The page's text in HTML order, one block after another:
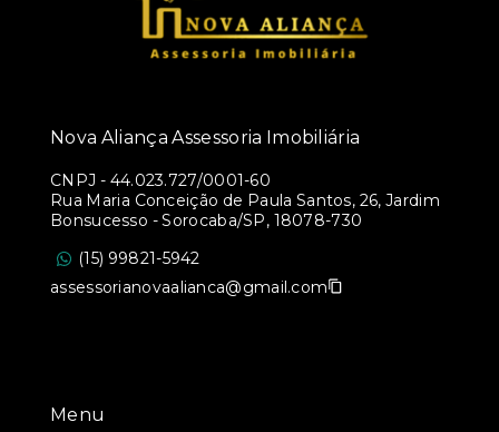
Menu
Nova Aliança Assessoria Imobiliária
CNPJ - 44.023.727/0001-60
Rua Maria Conceição de Paula Santos, 26, Jardim
Bonsucesso - Sorocaba/SP, 18078-730
(15) 99821-5942
assessorianovaalianca@gmail.com